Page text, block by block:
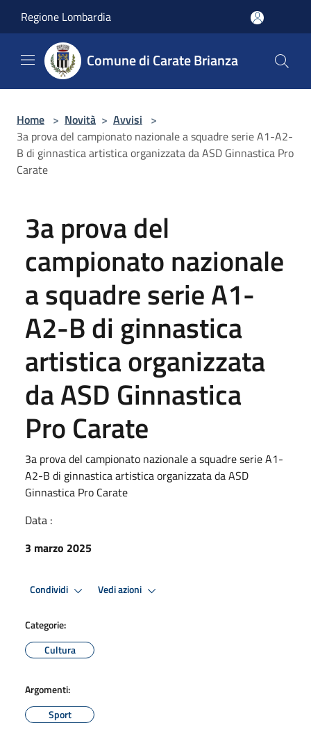
Regione Lombardia
Comune di Carate Brianza
Home > Novità > Avvisi >
3a prova del campionato nazionale a squadre serie A1-A2-
B di ginnastica artistica organizzata da ASD Ginnastica Pro
Carate
3a prova del
campionato nazionale
a squadre serie A1-
A2-B di ginnastica
artistica organizzata
da ASD Ginnastica
Pro Carate
3a prova del campionato nazionale a squadre serie A1-
A2-B di ginnastica artistica organizzata da ASD
Ginnastica Pro Carate
Data :
3 marzo 2025
Condividi Vedi azioni
Categorie:
Cultura
Argomenti:
Sport